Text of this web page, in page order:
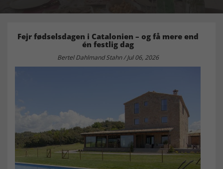
Fejr fødselsdagen i Catalonien – og få mere end
én festlig dag
Bertel Dahlmand Stahn / Jul 06, 2026